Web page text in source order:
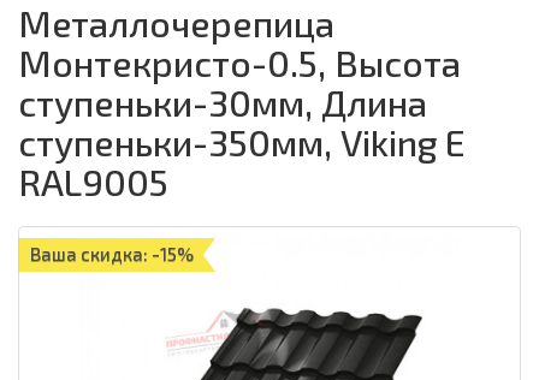
Металлочерепица
Монтекристо-0.5, Высота
ступеньки-30мм, Длина
ступеньки-350мм, Viking E
RAL9005
Ваша скидка: -15%